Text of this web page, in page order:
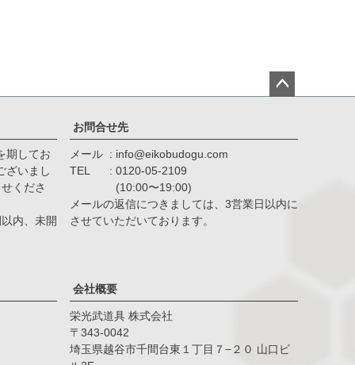
ップ
期してお
ざいまし
くださ
内、未開
お問合せ先
メール
info@eikobudogu.com
TEL
0120-05-2109
(10:00〜19:00)
メールの返信につきましては、3営業日以内に
させていただいております。
会社概要
栄光武道具 株式会社
343-0042
埼玉県越谷市千間台東１丁目７−２０ 山口ビ